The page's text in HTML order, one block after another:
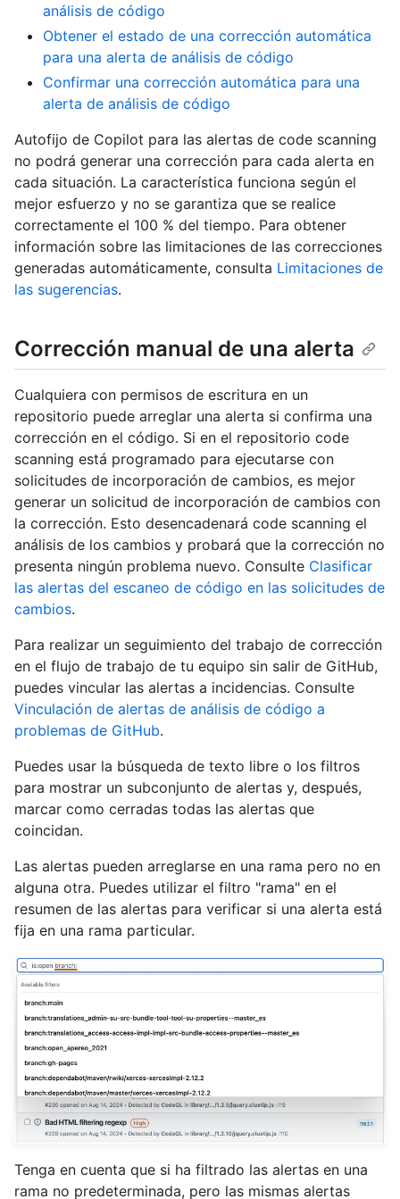
análisis de código
Obtener el estado de una corrección automática
para una alerta de análisis de código
Confirmar una corrección automática para una
alerta de análisis de código
Autofijo de Copilot para las alertas de code scanning
no podrá generar una corrección para cada alerta en
cada situación. La característica funciona según el
mejor esfuerzo y no se garantiza que se realice
correctamente el 100 % del tiempo. Para obtener
información sobre las limitaciones de las correcciones
generadas automáticamente, consulta Limitaciones de
las sugerencias.
Corrección manual de una alerta
Cualquiera con permisos de escritura en un
repositorio puede arreglar una alerta si confirma una
corrección en el código. Si en el repositorio code
scanning está programado para ejecutarse con
solicitudes de incorporación de cambios, es mejor
generar un solicitud de incorporación de cambios con
la corrección. Esto desencadenará code scanning el
análisis de los cambios y probará que la corrección no
presenta ningún problema nuevo. Consulte Clasificar
las alertas del escaneo de código en las solicitudes de
cambios.
Para realizar un seguimiento del trabajo de corrección
en el flujo de trabajo de tu equipo sin salir de GitHub,
puedes vincular las alertas a incidencias. Consulte
Vinculación de alertas de análisis de código a
problemas de GitHub.
Puedes usar la búsqueda de texto libre o los filtros
para mostrar un subconjunto de alertas y, después,
marcar como cerradas todas las alertas que
coincidan.
Las alertas pueden arreglarse en una rama pero no en
alguna otra. Puedes utilizar el filtro "rama" en el
resumen de las alertas para verificar si una alerta está
fija en una rama particular.
Tenga en cuenta que si ha filtrado las alertas en una
rama no predeterminada, pero las mismas alertas